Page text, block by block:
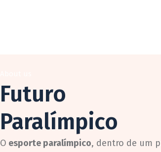
Futuro
Paralímpico
O esporte paralímpico, dentro de um